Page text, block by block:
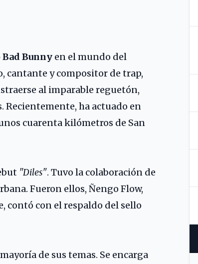
Bad Bunny en el mundo del
cantante y compositor de trap,
al imparable reguetón,
Recientemente, ha actuado en
cuarenta kilómetros de San
"Diles". Tuvo la colaboración de
Fueron ellos, Ñengo Flow,
contó con el respaldo del sello
de sus temas. Se encarga